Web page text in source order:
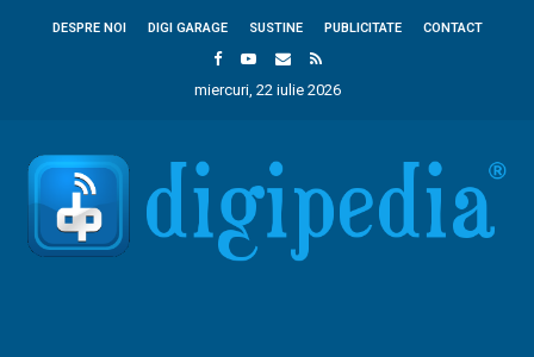
DESPRE NOI DIGI GARAGE SUSTINE PUBLICITATE CONTACT
miercuri, 22 iulie 2026